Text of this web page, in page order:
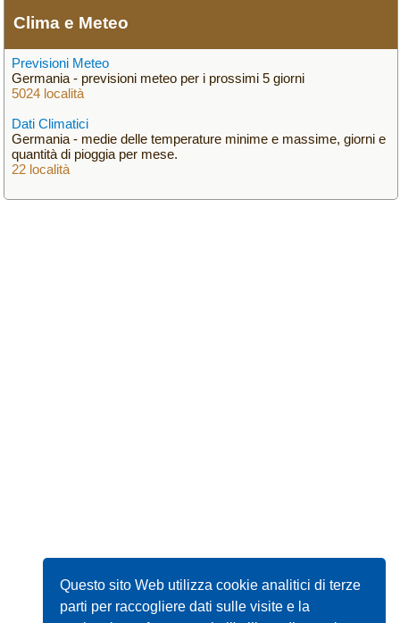
Questo sito Web utilizza cookie analitici di terze
parti per raccogliere dati sulle visite e la
Clima e Meteo
Previsioni Meteo
Germania - previsioni meteo per i prossimi 5 giorni
5024 località
Dati Climatici
Germania - medie delle temperature minime e massime, giorni e
quantità di pioggia per mese.
22 località